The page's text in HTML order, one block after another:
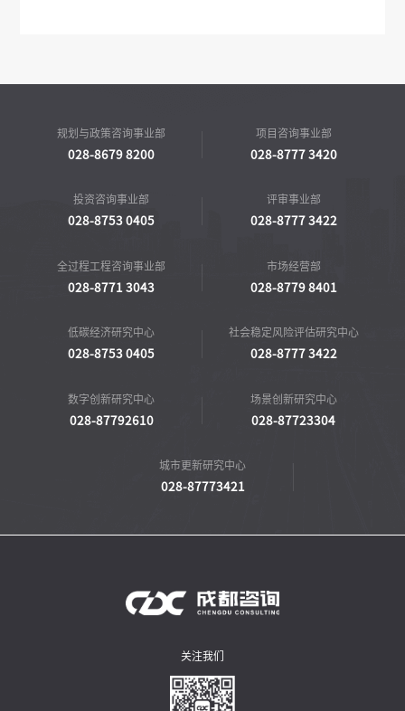
规划与政策咨询事业部
028-8679 8200
项目咨询事业部
028-8777 3420
投资咨询事业部
028-8753 0405
评审事业部
028-8777 3422
全过程工程咨询事业部
028-8771 3043
市场经营部
028-8779 8401
低碳经济研究中心
028-8753 0405
社会稳定风险评估研究中心
028-8777 3422
数字创新研究中心
028-87792610
场景创新研究中心
028-87723304
城市更新研究中心
028-87773421
关注我们